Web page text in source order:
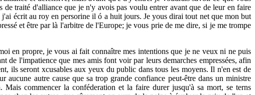
traité d'alliance que je n'y avois pas voulu entrer avant que de leur en faire
écrit au roy en persorine il ó a huit jours. Je yous dirai tout net que mon but
et être par là l'arbitre de l'Europe; je vous prie de me dire, si je me trompe
en propre, je vous ai fait connaître mes intentions que je ne veux ni ne puis
de l'impatience que mes amis font voir par leurs demarches empressées, afin
ils seront xcusables aux yeux du public dans tous les moyens. Il n'en est de
autre cause que sa trop grande confiance peut-être dans un ministre
commencer la conféderation et la faire durer jusqu'à sa mort, se terns